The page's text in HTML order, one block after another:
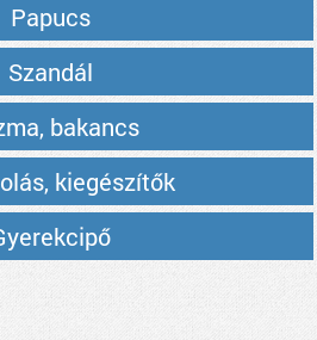
Papucs
Szandál
bakancs
kiegészítők